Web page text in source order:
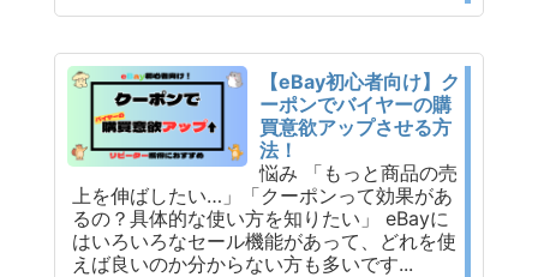
【eBay初心者向け】ク
ーポンでバイヤーの購
買意欲アップさせる方
法！
悩み 「もっと商品の売
上を伸ばしたい…」「クーポンって効果があ
るの？具体的な使い方を知りたい」 eBayに
はいろいろなセール機能があって、どれを使
えば良いのか分からない方も多いです...